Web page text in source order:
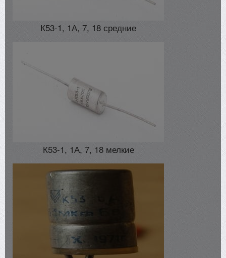
К53-1, 1А, 7, 18 средние
К53-1, 1А, 7, 18 мелкие